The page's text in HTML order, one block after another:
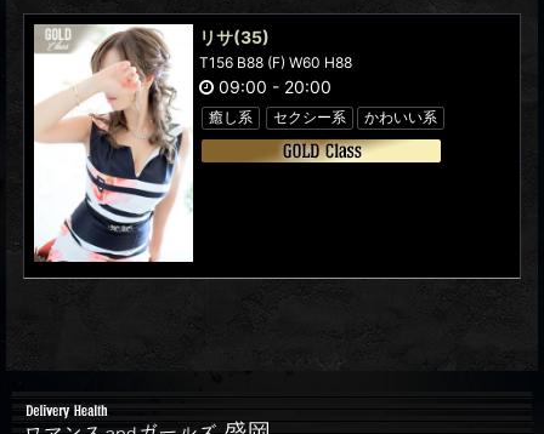
リサ(35)
T156 B88 (F) W60 H88
09:00 - 20:00
癒し系 セクシー系 かわいい系